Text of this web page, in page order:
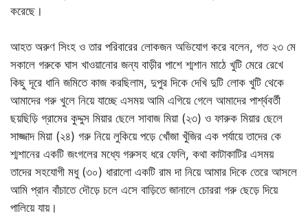
করেছে।
আহত অরুণ সিংহ ও তার পরিবারের লোকজন অভিযোগ করে বলেন, গত ২৩ মে
সকালে গরুকে ঘাস খাওয়ানোর জন্য বাড়ীর পাশে শ্মশান মাঠে খুটি মেরে রেখে
কিছু দূরে ধানি জমিতে কাজ করছিলাম, দুপুর দিকে দেখি দুটি লোক খুটি থেকে
আমাদের গরু খুলে নিয়ে যাচ্ছে এসময় আমি এগিয়ে গেলে আমাদের পার্শ্ববর্তী
ছয়ছিড়ি গ্রামের কুদ্দুস মিয়ার ছেলে সাবাজ মিয়া (২৩) ও ফারুক মিয়ার ছেলে
সাজ্জাদ মিয়া (২৪) গরু নিয়ে লুকিয়ে পড়ে খোঁজা খুঁজির এক পর্যায়ে তাদের কে
শ্মশানের একটি জংগলের মধ্যে গরুসহ ধরে ফেলি, কথা কাটাকাটির এসময়
তাদের সহযোগী মধু (৩০) ধারালো একটি রাম দা নিয়ে আমার দিকে তেরে আসলে
আমি প্রান বাঁচাতে দৌড়ে চলে এসে বাড়িতে জানালে চোররা গরু ছেড়ে দিয়ে
পালিয়ে যায়।